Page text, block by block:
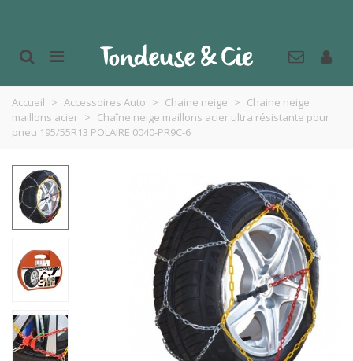
Accueil > Accessoires Auto > Chaine neige > Chaine neige
maillons acier > Chaîne neige maillons acier ultra résistante pour
pneu 195/55R13 POLAIRE 0040-PR9C-6